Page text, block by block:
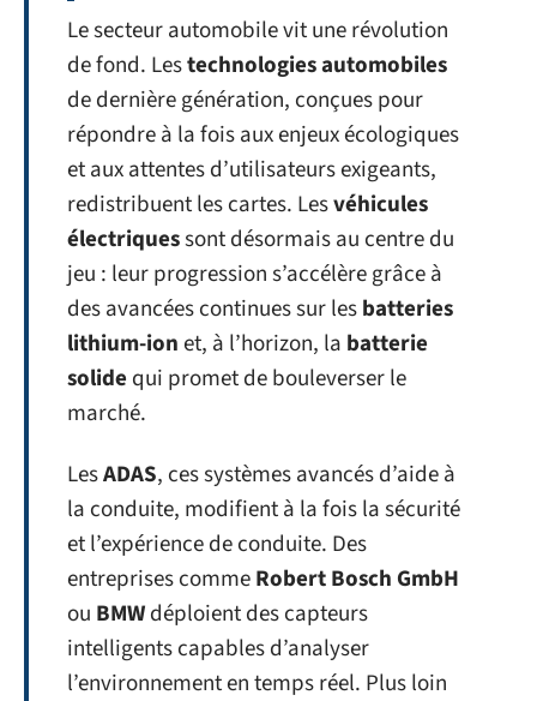
Le secteur automobile vit une révolution
de fond. Lestechnologies automobiles
de dernière génération, conçues pour
répondre à la fois aux enjeux écologiques
et aux attentes d’utilisateurs exigeants,
redistribuent les cartes. Lesvéhicules
électriquessont désormais au centre du
jeu : leur progression s’accélère grâce à
des avancées continues sur lesbatteries
lithium-ionet, à l’horizon, la batterie
solide qui promet de bouleverser le
marché.
LesADAS, ces systèmes avancés d’aide à
la conduite, modifient à la fois la sécurité
et l’expérience de conduite. Des
entreprises commeRobert Bosch GmbH
ou BMWdéploient des capteurs
intelligents capables d’analyser
l’environnement en temps réel. Plus loin